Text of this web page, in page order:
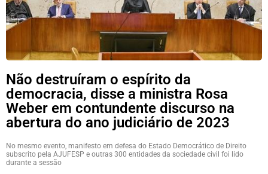
Não destruíram o espírito da
democracia, disse a ministra Rosa
Weber em contundente discurso na
abertura do ano judiciário de 2023
No mesmo evento, manifesto em defesa do Estado Democrático de Direito
subscrito pela AJUFESP e outras 300 entidades da sociedade civil foi lido
durante a sessão